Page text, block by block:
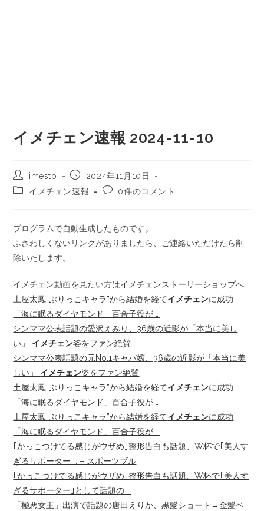
イメチェン速報 2024-11-10
imesto
2024年11月10日
イメチェン速報
0件のコメント
プログラムで自動生成したものです。
ふさわしくないリンクがありましたら、ご連絡いただけたら削
除いたします。
イメチェン動画を見たい方はイメチェンストーリーショップへ
土屋太鳳“ぶりっこキャラ”から結婚を経てイメチェンに成功
「海に眠るダイヤモンド」百合子役が …
シンママ公表話題の愛沢えみり、36歳の近影が「本当に美し
い」 イメチェン姿をファン絶賛
シンママ公表話題の元No.1キャバ嬢、36歳の近影が「本当に美
しい」 イメチェン姿をファン絶賛
土屋太鳳“ぶりっこキャラ”から結婚を経てイメチェンに成功
「海に眠るダイヤモンド」百合子役が …
土屋太鳳“ぶりっこキャラ”から結婚を経てイメチェンに成功
「海に眠るダイヤモンド」百合子役が …
｢かっこつけてる感じがウザめ｣整形告白も話題、W杯で｢美人す
ぎるサポーター … – スポーツブル
｢かっこつけてる感じがウザめ｣整形告白も話題、W杯で｢美人す
ぎるサポーター｣として話題の …
「極悪女王」出演で話題の唐田えりか、黒髪ショート→金髪ベ